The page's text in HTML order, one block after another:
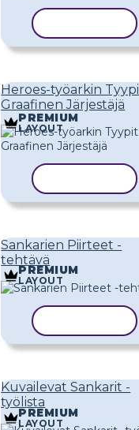
Heroes-työarkin
Graafinen Järjestäjä
PREMIUM
LAYOUT
Sankarien Piirteet -
tehtävä
PREMIUM
LAYOUT
Kuvailevat Sankarit -
työlista
PREMIUM
LAYOUT